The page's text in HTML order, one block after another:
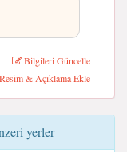
Bilgileri Güncelle
Resim & Açıklama Ekle
yerler